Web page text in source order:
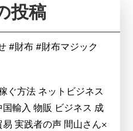
投稿
#財布 #財布マジック
ぐ方法 ネットビジネス
輸入 物販 ビジネス 成
実践者の声 間山さん×